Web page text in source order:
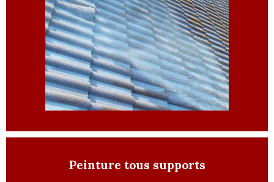
Peinture tous supports